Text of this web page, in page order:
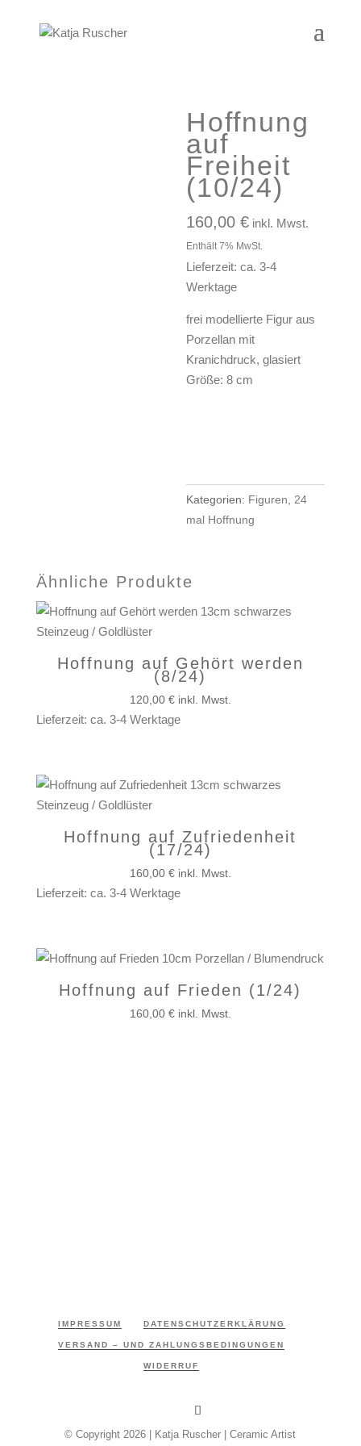
Hoffnung
auf
Freiheit
(10/24)
160,00€ inkl. Mwst.
Enthält 7% MwSt.
Lieferzeit: ca. 3-4
Werktage
frei modellierte Figur aus
Porzellan mit
Kranichdruck, glasiert
Größe: 8 cm
Menge
Kategorien: Figuren
24
mal Hoffnung
Ähnliche Produkte
Hoffnung auf Gehört werden
(8/24)
120,00 € inkl. Mwst.
Lieferzeit: ca. 3-4 Werktage
Hoffnung auf Zufriedenheit
(17/24)
160,00 € inkl. Mwst.
Lieferzeit: ca. 3-4 Werktage
Hoffnung auf Frieden (1/24)
160,00 € inkl. Mwst.
IMPRESSUM DATENSCHUTZERKLÄRUNG
VERSAND – UND ZAHLUNGSBEDINGUNGEN
WIDERRUF
© Copyright 2026 | Katja Ruscher | Ceramic Artist